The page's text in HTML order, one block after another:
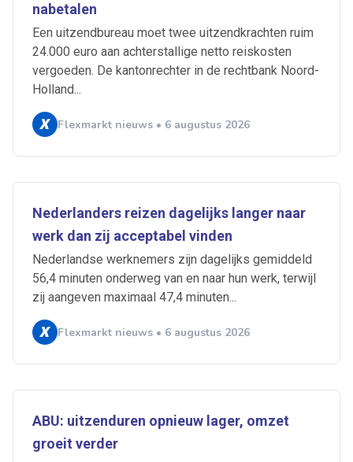
nabetalen
Een uitzendbureau moet twee uitzendkrachten ruim
24.000 euro aan achterstallige netto reiskosten
vergoeden. De kantonrechter in de rechtbank Noord-
Holland...
Flexmarkt nieuws • 6 augustus 2026
Nederlanders reizen dagelijks langer naar
werk dan zij acceptabel vinden
Nederlandse werknemers zijn dagelijks gemiddeld
56,4 minuten onderweg van en naar hun werk, terwijl
zij aangeven maximaal 47,4 minuten...
Flexmarkt nieuws • 6 augustus 2026
ABU: uitzenduren opnieuw lager, omzet
groeit verder